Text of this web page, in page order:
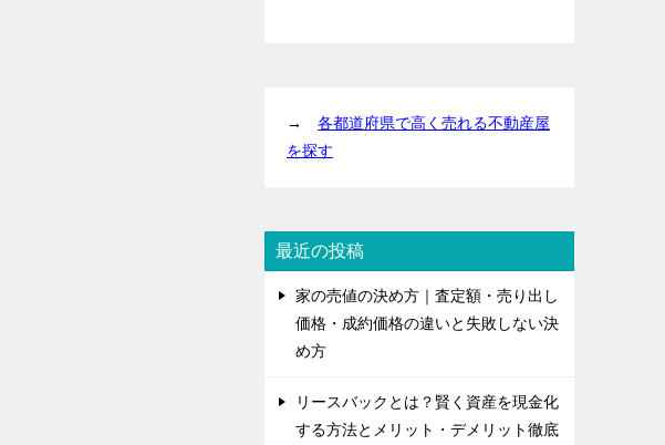
→ 各都道府県で高く売れる不動産屋
を探す
最近の投稿
家の売値の決め方｜査定額・売り出し
価格・成約価格の違いと失敗しない決
め方
リースバックとは？賢く資産を現金化
する方法とメリット・デメリット徹底